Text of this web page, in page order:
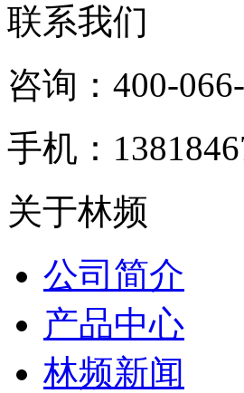
联系我们
咨询：400-
手机：
关于林频
公司简介
产品中心
林频新闻